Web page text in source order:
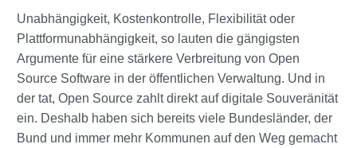
Unabhängigkeit, Kostenkontrolle, Flexibilität oder
Plattformunabhängigkeit, so lauten die gängigsten
Argumente für eine stärkere Verbreitung von Open
Source Software in der öffentlichen Verwaltung. Und in
der tat, Open Source zahlt direkt auf digitale Souveränität
ein. Deshalb haben sich bereits viele Bundesländer, der
Bund und immer mehr Kommunen auf den Weg gemacht